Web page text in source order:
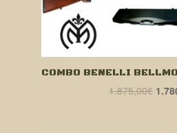
COMBO BENELLI
1.875,00€ El